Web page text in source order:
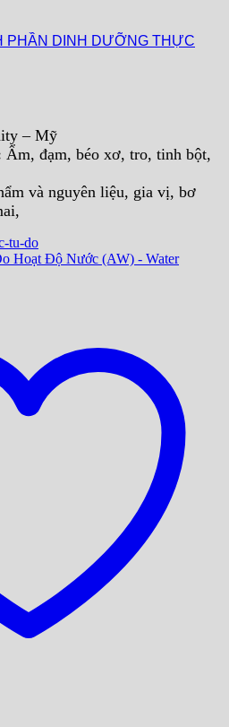
PHẦN DINH DƯỠNG THỰC
– Mỹ
Ẩm, đạm, béo xơ, tro, tinh bột,
và nguyên liệu, gia vị, bơ